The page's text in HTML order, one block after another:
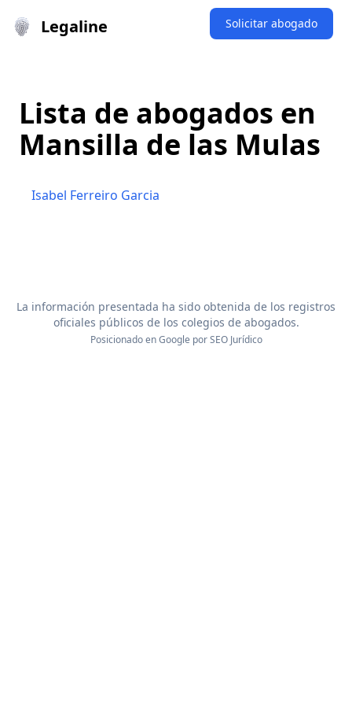
Legaline Solicitar abogado
Lista de abogados en
Mansilla de las Mulas
Isabel Ferreiro Garcia
La información presentada ha sido obtenida de los registros
oficiales públicos de los colegios de abogados.
Posicionado en Google porSEO Jurídico